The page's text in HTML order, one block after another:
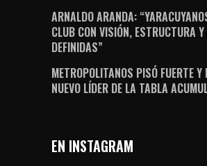
ARNALDO ARANDA:
CLUB CON VISIÓN, ESTRUCTURA
DEFINIDAS”
METROPOLITANOS PISÓ FUERTE Y
NUEVO LÍDER DE LA TABLA
EN INSTAGRAM